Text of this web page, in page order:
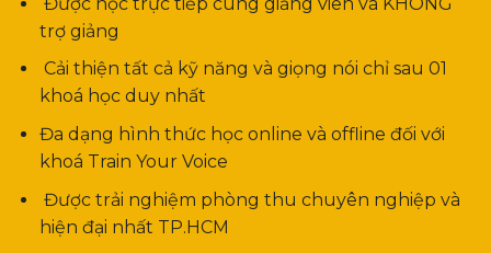
trợ giảng
Cải thiện tất cả kỹ năng và giọng nói chỉ sau 01
khoá học duy nhất
Đa dạng hình thức học online và offline đối với
khoá Train Your Voice
Được trải nghiệm phòng thu chuyên nghiệp và
hiện đại nhất TP.HCM